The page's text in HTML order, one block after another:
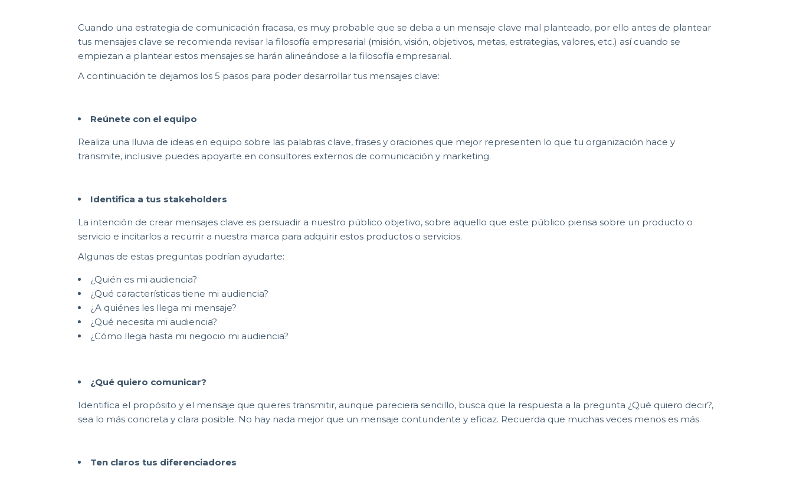
Cuando una estrategia de comunicación fracasa, es muy probable que se deba a un mensaje clave mal planteado, por ello antes de plantear
tus mensajes clave se recomienda revisar la filosofía empresarial (misión, visión, objetivos, metas, estrategias, valores, etc.) así cuando se
empiezan a plantear estos mensajes se harán alineándose a la filosofía empresarial.
A continuación te dejamos los 5 pasos para poder desarrollar tus mensajes clave:
Reúnete con el equipo
Realiza una lluvia de ideas en equipo sobre las palabras clave, frases y oraciones que mejor representen lo que tu organización hace y
transmite, inclusive puedes apoyarte en consultores externos de comunicación y marketing.
Identifica a tus stakeholders
La intención de crear mensajes clave es persuadir a nuestro público objetivo, sobre aquello que este público piensa sobre un producto o
servicio e incitarlos a recurrir a nuestra marca para adquirir estos productos o servicios.
Algunas de estas preguntas podrían ayudarte:
¿Quién es mi audiencia?
¿Qué características tiene mi audiencia?
¿A quiénes les llega mi mensaje?
¿Qué necesita mi audiencia?
¿Cómo llega hasta mi negocio mi audiencia?
¿Qué quiero comunicar?
Identifica el propósito y el mensaje que quieres transmitir, aunque pareciera sencillo, busca que la respuesta a la pregunta ¿Qué quiero decir?,
sea lo más concreta y clara posible. No hay nada mejor que un mensaje contundente y eficaz. Recuerda que muchas veces menos es más.
Ten claros tus diferenciadores